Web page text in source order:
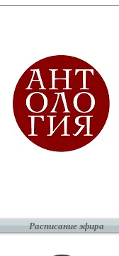
Расписание эфира